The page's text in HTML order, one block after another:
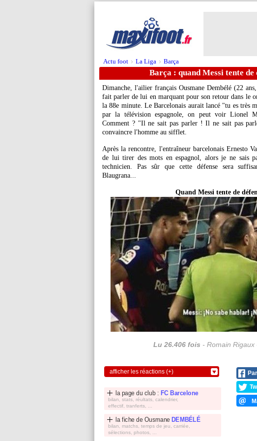
Actu foot > La Liga > Barça
Barça : quand Messi tente de
Dimanche, l'ailier français Ousmane Dembélé(22 ans,
fait parler de lui en marquant pour son retour dans le
la 88e minute. Le Barcelonais aurait lancé "tu es très
par la télévision espagnole, on peut voir Lionel
Comment ? "Il ne sait pas parler ! Il ne sait pas
convaincre l'homme au sifflet.
Après la rencontre, l'entraîneur barcelonais Ernesto
de lui tirer des mots en espagnol, alors je ne sais
technicien. Pas sûr que cette défense sera
Blaugrana...
Quand Messi tente de
Lu 26.406 fois - Romain
afficher les réactions (+)
la page du club : FC Barcelone
bilan, stats, réultats, calendrier,
effectif, tranferts, ...
la fiche de Ousmane DEMBÉLÉ
bilan, matchs, temps de jeu, carriée,
sélections, photos, ...